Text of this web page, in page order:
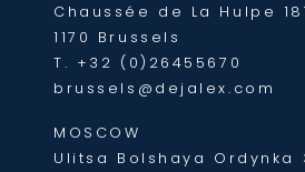
Chaussée de La Hulpe
1170 Brussels
T. +32 (0)26455670
brussels@dejalex.com
MOSCOW
Ulitsa Bolshaya Ordynka